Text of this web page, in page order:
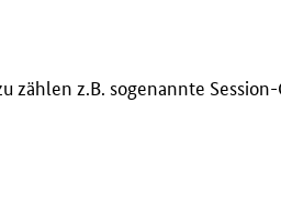
z.B. sogenannte